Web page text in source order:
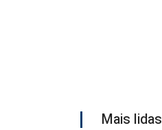
Mais lidas